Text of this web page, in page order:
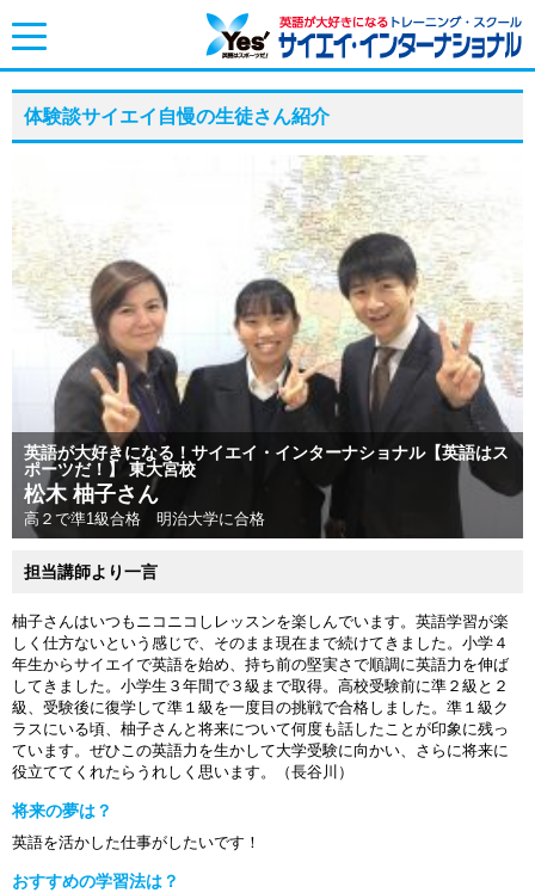
toggle
体験談サイエイ自慢の生徒さん紹介
英語が大好きになる！サイエイ・インターナショナル【英語はス
ポーツだ！】 東大宮校
松木 柚子さん
高２で準1級合格 明治大学に合格
担当講師より一言
柚子さんはいつもニコニコしレッスンを楽しんでいます。英語学習が楽
しく仕方ないという感じで、そのまま現在まで続けてきました。小学４
年生からサイエイで英語を始め、持ち前の堅実さで順調に英語力を伸ば
してきました。小学生３年間で３級まで取得。高校受験前に準２級と２
級、受験後に復学して準１級を一度目の挑戦で合格しました。準１級ク
ラスにいる頃、柚子さんと将来について何度も話したことが印象に残っ
ています。ぜひこの英語力を生かして大学受験に向かい、さらに将来に
役立ててくれたらうれしく思います。（長谷川）
将来の夢は？
英語を活かした仕事がしたいです！
おすすめの学習法は？